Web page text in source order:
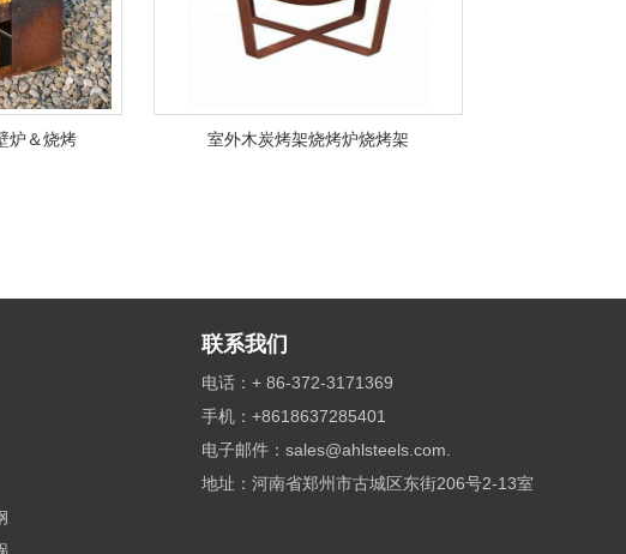
炉＆烧烤 室外木炭烤架烧烤炉烧烤架
联系我们
电话：+ 86-372-3171369
手机：+8618637285401
电子邮件： sales@ahlsteels.com.
地址：河南省郑州市古城区东街206号2-13室